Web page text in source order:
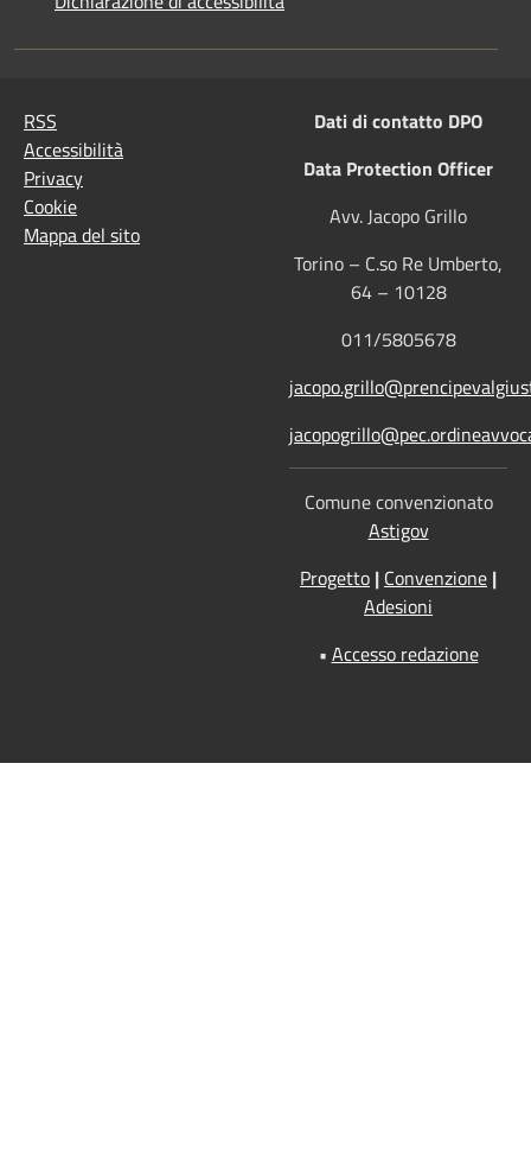
RSS
Accessibilità
Privacy
Cookie
Mappa del sito
Dati di contatto DPO
Data Protection Officer
Avv. Jacopo Grillo
Torino – C.so Re Umberto,
64 – 10128
011/5805678
Comune convenzionato
Astigov
Progetto | Convenzione |
Adesioni
• Accesso redazione